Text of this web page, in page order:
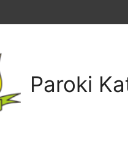
Paroki